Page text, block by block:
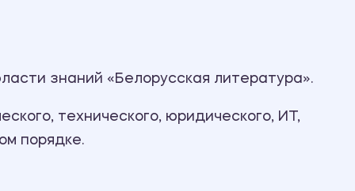
Дневник по практике
знаний «Белорусская литература».
технического, юридического, ИТ,
порядке.